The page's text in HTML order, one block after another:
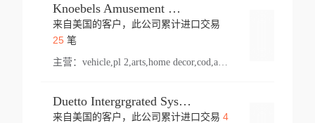
Knoebels Amusement Resort
来自美国的客户，此公司累计进口交易
25笔
主营： vehicle,pl 2,arts,home decor,cod,amusement ride,sea
Duetto Intergrgrated Systems Inc.
来自美国的客户，此公司累计进口交易 4